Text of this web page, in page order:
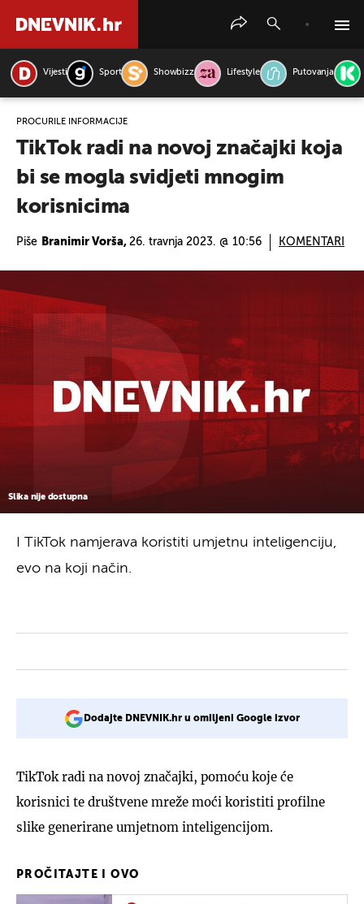
Vijesti Sport Showbizz Lifestyle Putovanja
PROCURILE INFORMACIJE
TikTok radi na novoj značajki koja
bi se mogla svidjeti mnogim
korisnicima
Piše Branimir Vorša, 26. travnja 2023. @ 10:56 KOMENTARI
Slika nije dostupna
I TikTok namjerava koristiti umjetnu inteligenciju,
evo na koji način.
Dodajte DNEVNIK.hr u omiljeni Google izvor
TikTok radi na novoj značajki, pomoću koje će
korisnici te društvene mreže moći koristiti profilne
slike generirane umjetnom inteligencijom.
PROČITAJTE I OVO
PRETRAŽITE VIJESTI